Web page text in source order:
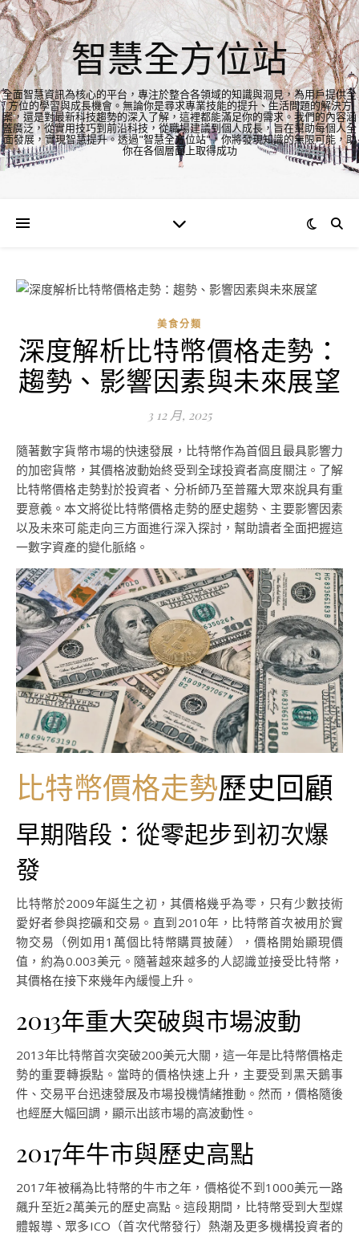
智慧全方位站
全面智慧資訊為核心的平台，專注於整合各領域的知識與洞見，為用戶提供全
方位的學習與成長機會。無論你是尋求專業技能的提升、生活問題的解決方
案，還是對最新科技趨勢的深入了解，這裡都能滿足你的需求。我們的內容涵
蓋廣泛，從實用技巧到前沿科技，從職場建議到個人成長，旨在幫助每個人全
面發展，實現智慧提升。透過"智慧全方位站"，你將發現知識的無限可能，助
你在各個層面上取得成功
美食分類
深度解析比特幣價格走勢：
趨勢、影響因素與未來展望
3 12 月, 2025
隨著數字貨幣市場的快速發展，比特幣作為首個且最具影響力
的加密貨幣，其價格波動始終受到全球投資者高度關注。了解
比特幣價格走勢對於投資者、分析師乃至普羅大眾來說具有重
要意義。本文將從比特幣價格走勢的歷史趨勢、主要影響因素
以及未來可能走向三方面進行深入探討，幫助讀者全面把握這
一數字資產的變化脈絡。
比特幣價格走勢歷史回顧
早期階段：從零起步到初次爆
發
比特幣於2009年誕生之初，其價格幾乎為零，只有少數技術
愛好者參與挖礦和交易。直到2010年，比特幣首次被用於實
物交易（例如用1萬個比特幣購買披薩），價格開始顯現價
值，約為0.003美元。隨著越來越多的人認識並接受比特幣，
其價格在接下來幾年內緩慢上升。
2013年重大突破與市場波動
2013年比特幣首次突破200美元大關，這一年是比特幣價格走
勢的重要轉捩點。當時的價格快速上升，主要受到黑天鵝事
件、交易平台迅速發展及市場投機情緒推動。然而，價格隨後
也經歷大幅回調，顯示出該市場的高波動性。
2017年牛市與歷史高點
2017年被稱為比特幣的牛市之年，價格從不到1000美元一路
飆升至近2萬美元的歷史高點。這段期間，比特幣受到大型媒
體報導、眾多ICO（首次代幣發行）熱潮及更多機構投資者的